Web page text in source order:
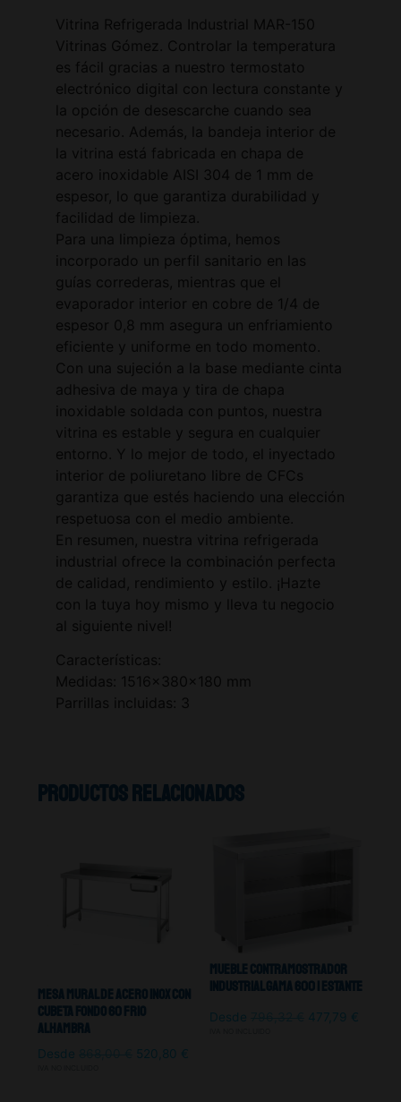
Vitrina Refrigerada Industrial MAR-150
Vitrinas Gómez. Controlar la temperatura
es fácil gracias a nuestro termostato
electrónico digital con lectura constante y
la opción de desescarche cuando sea
necesario. Además, la bandeja interior de
la vitrina está fabricada en chapa de
acero inoxidable AISI 304 de 1 mm de
espesor, lo que garantiza durabilidad y
facilidad de limpieza.
Para una limpieza óptima, hemos
incorporado un perfil sanitario en las
guías correderas, mientras que el
evaporador interior en cobre de 1/4 de
espesor 0,8 mm asegura un enfriamiento
eficiente y uniforme en todo momento.
Con una sujeción a la base mediante cinta
adhesiva de maya y tira de chapa
inoxidable soldada con puntos, nuestra
vitrina es estable y segura en cualquier
entorno. Y lo mejor de todo, el inyectado
interior de poliuretano libre de CFCs
garantiza que estés haciendo una elección
respetuosa con el medio ambiente.
En resumen, nuestra vitrina refrigerada
industrial ofrece la combinación perfecta
de calidad, rendimiento y estilo. ¡Hazte
con la tuya hoy mismo y lleva tu negocio
al siguiente nivel!
Características:
Medidas: 1516x380x180 mm
Parrillas incluidas: 3
Productos relacionados
Mesa Mural De Acero Inox Con
Cubeta Fondo 60 Frio
Alhambra
Desde 520,80 €
Mueble Contramostrador
Industrial Gama 600 1 Estante
Desde 477,79 €